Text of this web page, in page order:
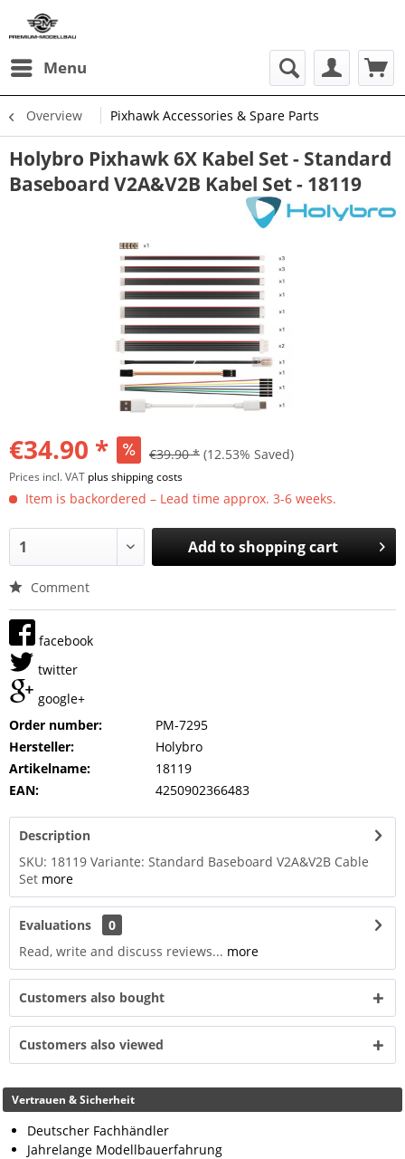
Menu
Overview Pixhawk Accessories & Spare Parts
Holybro Pixhawk 6X Kabel Set - Standard
Baseboard V2A&V2B Kabel Set - 18119
€34.90 * €39.90 * (12.53% Saved)
Prices incl. VAT plus shipping costs
Item is backordered – Lead time approx. 3-6 weeks.
Add toshopping cart
Comment
facebook
twitter
google+
Order number:
PM-7295
Hersteller:
Holybro
Artikelname:
18119
EAN:
4250902366483
Description
SKU: 18119 Variante: Standard Baseboard V2A&V2B Cable
Set more
Evaluations
0
Read, write and discuss reviews... more
Customers also bought
Customers also viewed
Vertrauen & Sicherheit
Deutscher Fachhändler
Jahrelange Modellbauerfahrung